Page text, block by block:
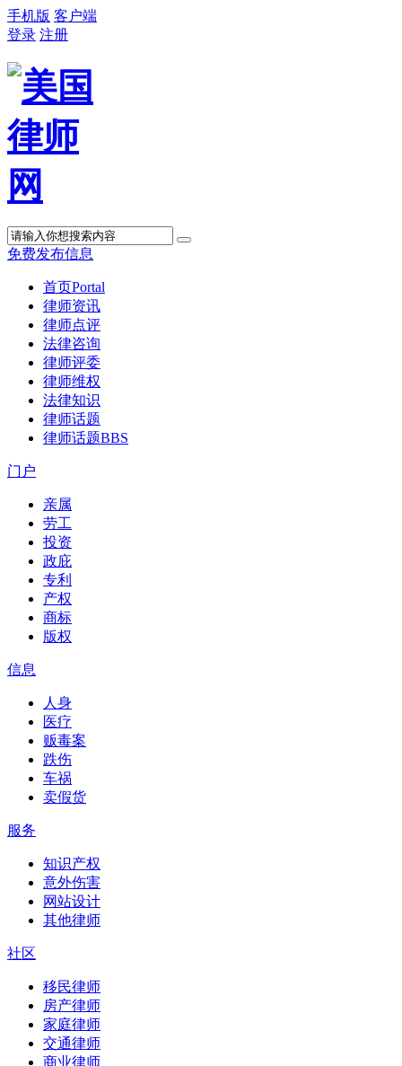
手机版 客户端
登录 注册
免费发布信息
首页Portal
律师资讯
律师点评
法律咨询
律师评委
律师维权
法律知识
律师话题
律师话题BBS
门户
亲属
劳工
投资
政庇
专利
产权
商标
版权
信息
人身
医疗
贩毒案
跌伤
车祸
卖假货
服务
知识产权
意外伤害
网站设计
其他律师
社区
移民律师
房产律师
家庭律师
交通律师
商业律师